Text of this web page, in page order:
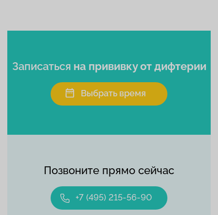
Позвоните прямо сейчас
+7 (495) 215-56-90
Записаться на прививку от дифтерии
Выбрать время